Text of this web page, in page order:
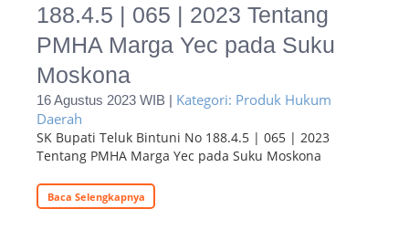
188.4.5 | 065 | 2023 Tentang
PMHA Marga Yec pada Suku
Moskona
16 Agustus 2023 WIB | Kategori: Produk Hukum
Daerah
SK Bupati Teluk Bintuni No 188.4.5 | 065 | 2023
Tentang PMHA Marga Yec pada Suku Moskona
Baca Selengkapnya